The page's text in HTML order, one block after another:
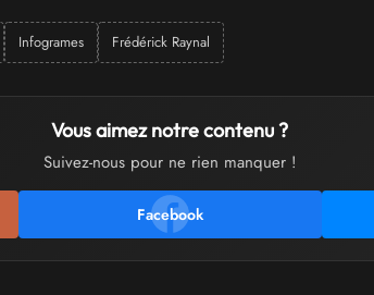
Infogrames Frédérick Raynal
Vous aimez notre contenu ?
Suivez-nous pour ne rien manquer !
Facebook